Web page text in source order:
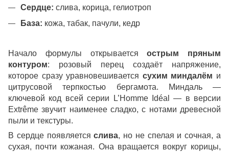
Сердце: слива, корица, гелиотроп
База: кожа, табак, пачули, кедр
Начало формулы открываетсяострым пряным
контуром: розовый перец создаёт напряжение,
которое сразу уравновешивается сухим миндалём и
цитрусовой терпкостью бергамота. Миндаль —
ключевой код всей серии L’Homme Idéal — в версии
Extrême звучит наименее сладко, с нотами древесной
пыли и текстуры.
В сердце появляетсяслива, но не спелая и сочная, а
сухая, почти кожаная. Она вращается вокруг корицы,